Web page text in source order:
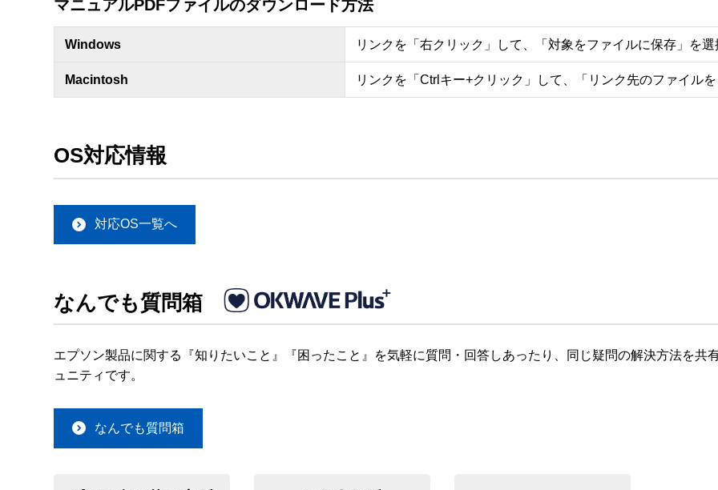
マニュアルPDFファイルのダウンロード方法
Windows リンクを「右クリック」して、「対象をファイルに保存」を選
Macintosh リンクを「Ctrlキー+クリック」して、「リンク先のファイル
OS対応情報
対応OS一覧へ
なんでも質問箱
エプソン製品に関する『知りたいこと』『困ったこと』を気軽に質問・回答しあったり、同じ疑問の解決方法を共
ュニティです。
なんでも質問箱